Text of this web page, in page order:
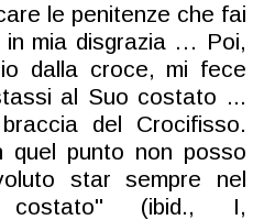
le penitenze che fai
mia disgrazia … Poi,
dalla croce, mi fece
al Suo costato ...
del Crocifisso.
quel punto non posso
star sempre nel
costato" (ibid., I,